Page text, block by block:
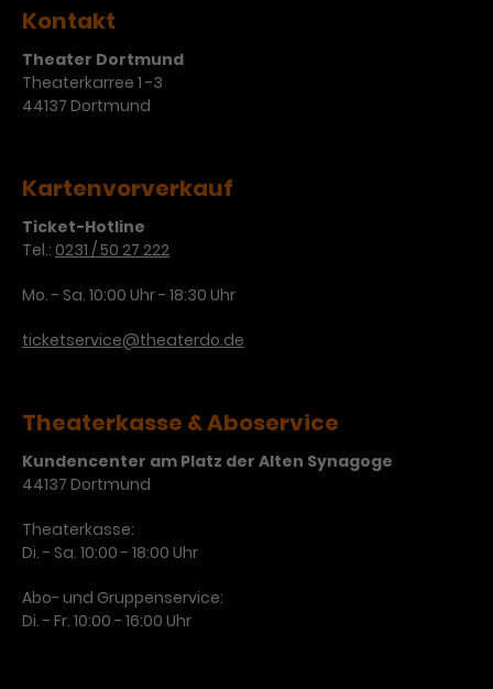
Kontakt
Theater Dortmund
Theaterkarree 1 -3
44137 Dortmund
Kartenvorverkauf
Ticket-Hotline
Tel.: 0231 / 50 27 222
Mo. - Sa. 10:00 Uhr - 18:30 Uhr
ticketservice@theaterdo.de
Theaterkasse & Aboservice
Kundencenter am Platz der Alten Synagoge
44137 Dortmund
Theaterkasse:
Di. - Sa. 10:00 - 18:00 Uhr
Abo- und Gruppenservice:
Di. - Fr. 10:00 - 16:00 Uhr